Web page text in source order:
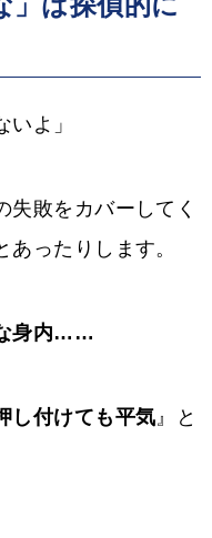
いよ」
失敗をカバーしてく
ったりします。
身内……
し付けても平気 』と